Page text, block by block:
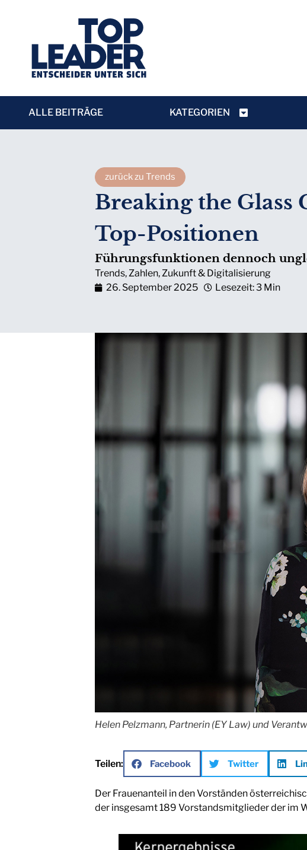
ALLE BEITRÄGE KATEGORIEN
zurück zu Trends
Breaking the Glass
Top-Positionen
Führungsfunktionen dennoch
Trends,Zahlen,Zukunft & Digitalisierung
26. September 2025
Lesezeit: 3 Min
Helen Pelzmann, Partnerin (EY Law) und
Teilen: Facebook Twitter
Der Frauenanteil in den Vorständen
der insgesamt 189 Vorstandsmitglieder der im